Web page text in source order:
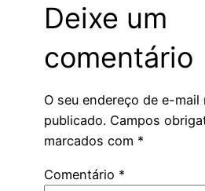
Deixe um
comentário
O seu endereço de e-mail
publicado. Campos
marcados com *
Comentário *